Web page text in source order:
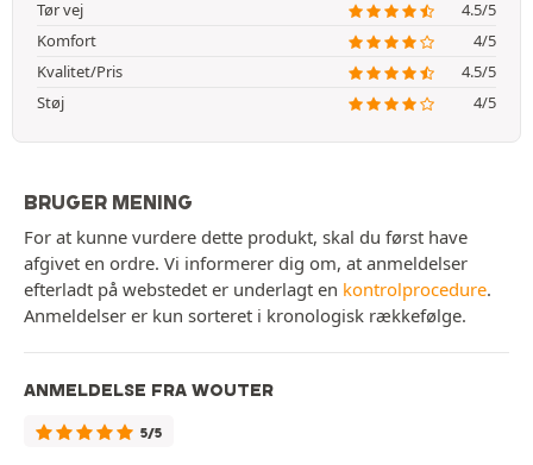
Tør vej
4.5/5
Komfort
4/5
Kvalitet/Pris
4.5/5
Støj
4/5
BRUGER MENING
For at kunne vurdere dette produkt, skal du først have
afgivet en ordre. Vi informerer dig om, at anmeldelser
efterladt på webstedet er underlagt en kontrolprocedure.
Anmeldelser er kun sorteret i kronologisk rækkefølge.
ANMELDELSE FRA WOUTER
5/5